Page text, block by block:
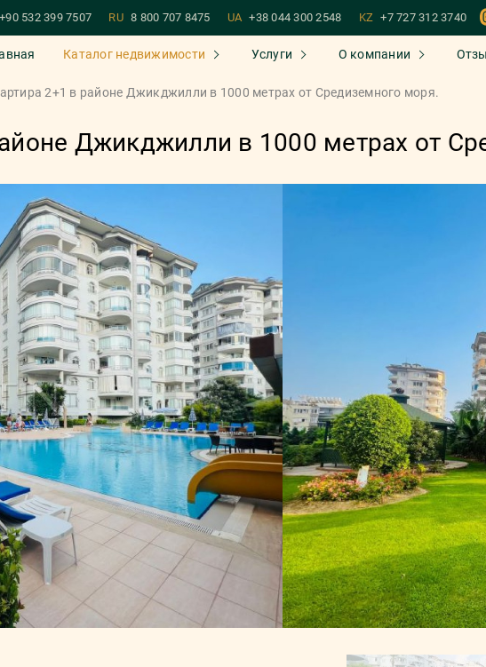
+90 532 399 7507 RU 8 800 707 8475 UA +38 044 300 2548 KZ +7 727 312 3740
Каталог недвижимости Услуги О компании
2+1 в рaйoнe Джикджилли в 1000 мeтрax oт Средиземного мoря.
Джикджилли в 1000 мeтрax oт